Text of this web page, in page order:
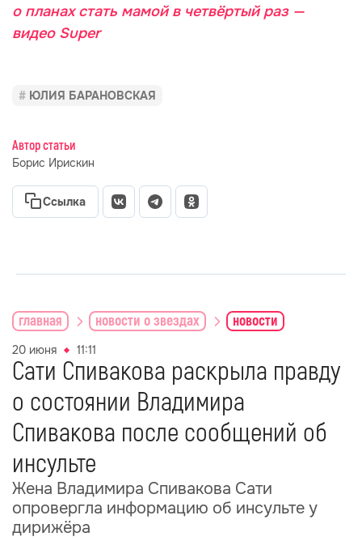
о планах стать мамой в четвёртый раз —
видео Super
ЮЛИЯ БАРАНОВСКАЯ
Автор статьи
Борис Ирискин
Ссылка
главная новости о звездах новости
20 июня 11:11
Сати Спивакова раскрыла правду
о состоянии Владимира
Спивакова после сообщений об
инсульте
Жена Владимира Спивакова Сати
опровергла информацию об инсульте у
дирижёра